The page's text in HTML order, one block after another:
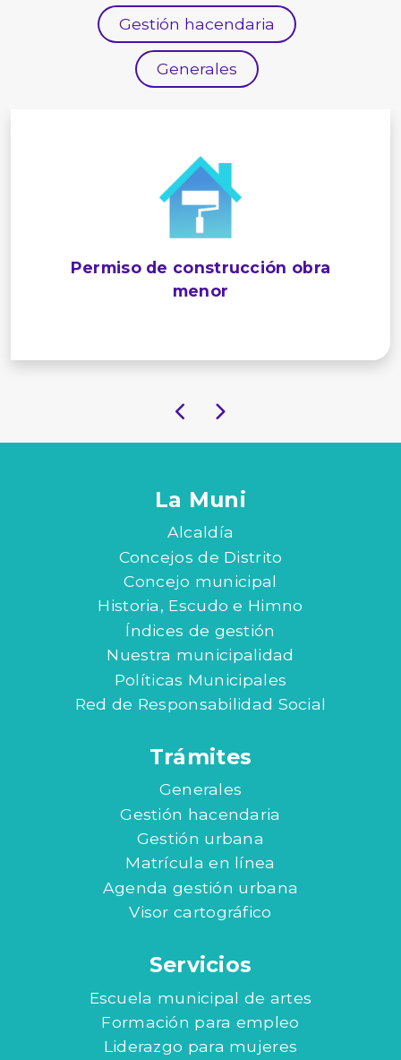
Gestión hacendaria
Generales
Permiso de construcción obra
menor
La Muni
Alcaldía
Concejos de Distrito
Concejo municipal
Historia, Escudo e Himno
Índices de gestión
Nuestra municipalidad
Políticas Municipales
Red de Responsabilidad Social
Trámites
Generales
Gestión hacendaria
Gestión urbana
Matrícula en línea
Agenda gestión urbana
Visor cartográfico
Servicios
Escuela municipal de artes
Formación para empleo
Liderazgo para mujeres